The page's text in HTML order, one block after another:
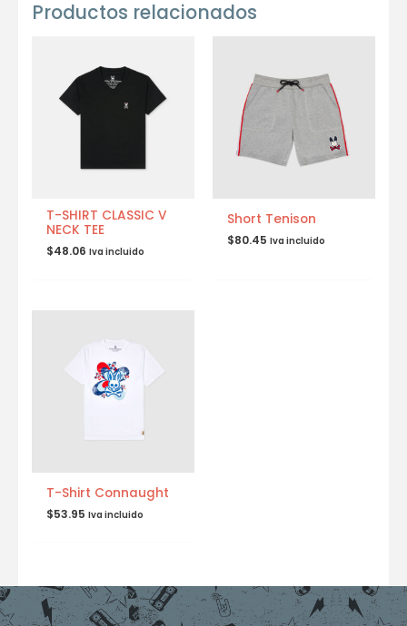
Productos relacionados
T-SHIRT CLASSIC V
NECK TEE
$48.06 Iva incluido
Short Tenison
$80.45 Iva incluido
T-Shirt Connaught
$53.95 Iva incluido